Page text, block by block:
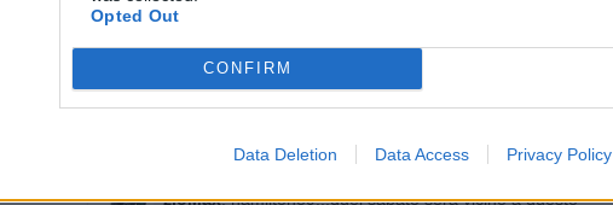
Opted Out
CONFIRM
Data Deletion Data Access Privacy Policy
Anni 90
 Leggi i commenti dall'inizio...
zioMax:hamilton89...quei sabato sera vicino a questo